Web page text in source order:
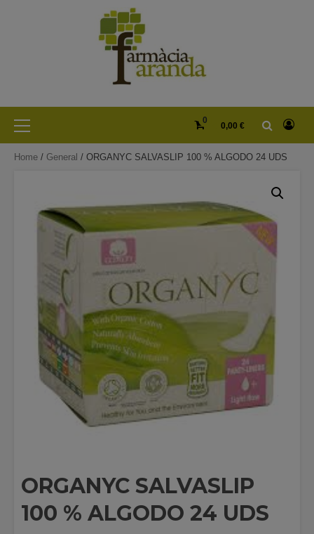
Primary
Menu
0
0,00 €
Home / General / ORGANYC SALVASLIP 100 % ALGODO 24 UDS
ORGANYC SALVASLIP
100 % ALGODO 24 UDS